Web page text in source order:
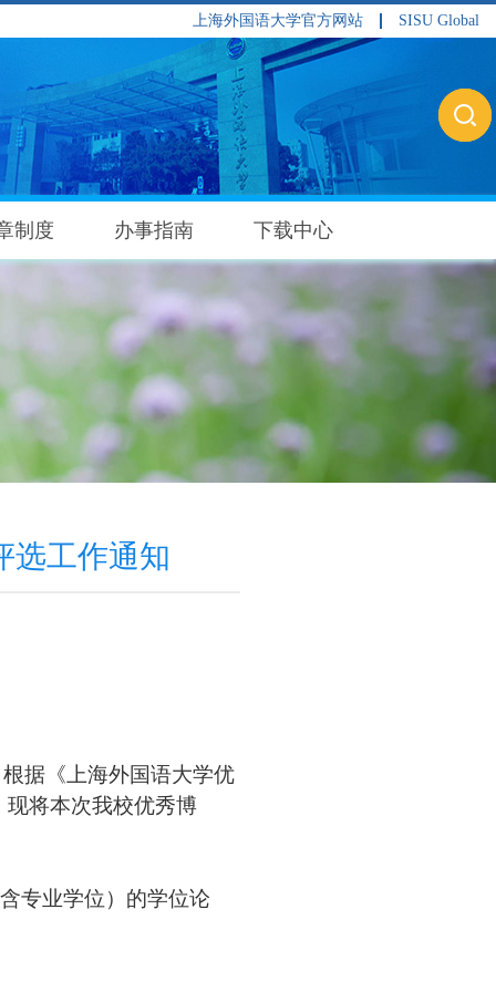
上海外国语大学官方网站 SISU Global
制度 办事指南 下载中心
选工作通知
据《上海外国语大学优
现将本次我校优秀博
专业学位）的学位论